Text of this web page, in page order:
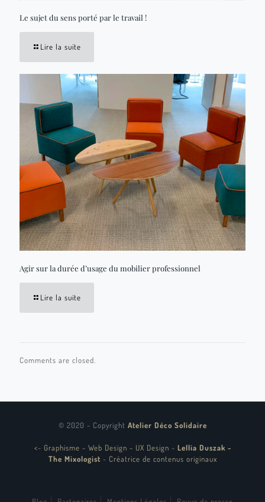
Le sujet du sens porté par le travail !
Lire la suite
Agir sur la durée d’usage du mobilier professionnel
Lire la suite
Comments are closed.
© 2020 - Copyright Atelier Déco Solidaire
<- Graphisme - Web Design - UX Design - Lellia Duszak -
The Mixologist - Créatrice de contenus originaux